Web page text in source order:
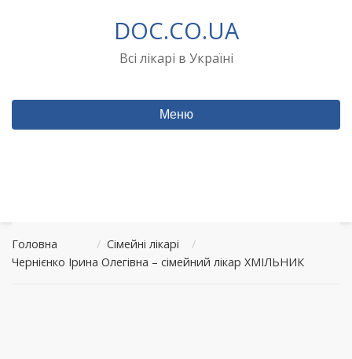
DOC.CO.UA
Всі лікарі в Україні
Меню
Головна / Сімейні лікарі
/
Чернієнко Ірина Олегівна – сімейний лікар ХМІЛЬНИК